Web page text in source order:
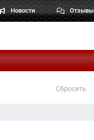
Новости Отзывы
Сбросить